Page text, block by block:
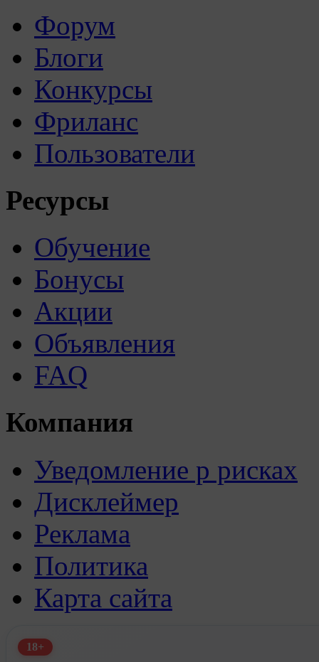
Форум
Блоги
Конкурсы
Фриланс
Пользователи
Ресурсы
Обучение
Бонусы
Акции
Объявления
FAQ
Компания
Уведомление р рисках
Дисклеймер
Реклама
Политика
Карта сайта
18+